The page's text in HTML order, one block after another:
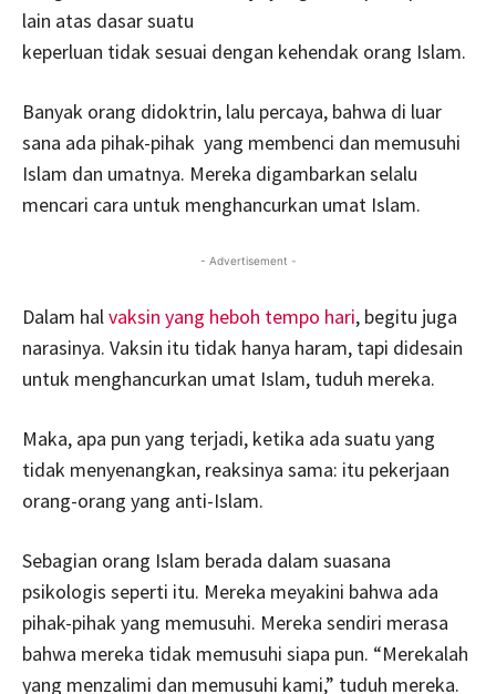
lain atas dasar suatu
keperluan tidak sesuai dengan kehendak orang Islam.
Banyak orang didoktrin, lalu percaya, bahwa di luar
sana ada pihak-pihak yang membenci dan memusuhi
Islam dan umatnya. Mereka digambarkan selalu
mencari cara untuk menghancurkan umat Islam.
- Advertisement -
Dalam halvaksin yang heboh tempo hari, begitu juga
narasinya. Vaksin itu tidak hanya haram, tapi didesain
untuk menghancurkan umat Islam, tuduh mereka.
Maka, apa pun yang terjadi, ketika ada suatu yang
tidak menyenangkan, reaksinya sama: itu pekerjaan
orang-orang yang anti-Islam.
Sebagian orang Islam berada dalam suasana
psikologis seperti itu. Mereka meyakini bahwa ada
pihak-pihak yang memusuhi. Mereka sendiri merasa
bahwa mereka tidak memusuhi siapa pun. “Merekalah
yang menzalimi dan memusuhi kami,” tuduh mereka.